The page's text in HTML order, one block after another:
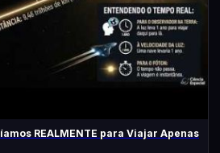
REALMENTE para Viajar Apenas